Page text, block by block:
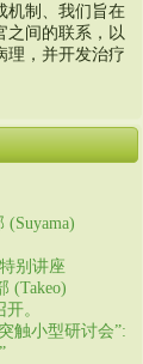
机制、我们旨在
之间的联系，以
理，并开发治疗
(Suyama)
别讲座
(Takeo)
。
触小型研讨会”: